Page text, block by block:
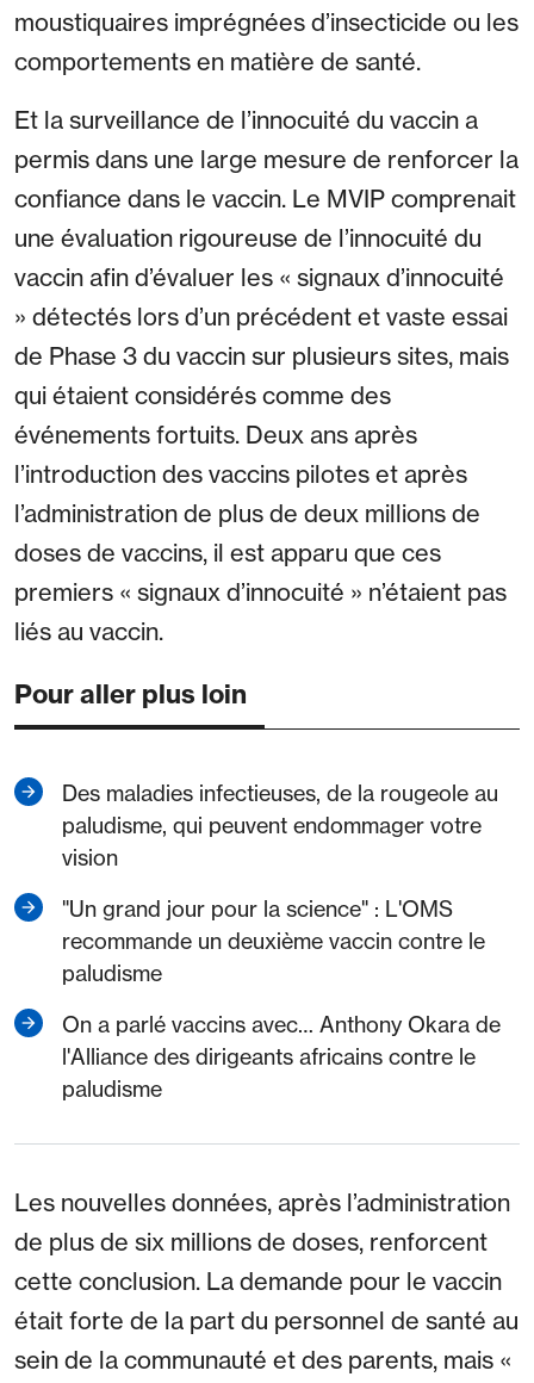
moustiquaires imprégnées d’insecticide ou les
comportements en matière de santé.
Et la surveillance de l’innocuité du vaccin a
permis dans une large mesure de renforcer la
confiance dans le vaccin. Le MVIP comprenait
une évaluation rigoureuse de l’innocuité du
vaccin afin d’évaluer les « signaux d’innocuité
» détectés lors d’un précédent et vaste essai
de Phase 3 du vaccin sur plusieurs sites, mais
qui étaient considérés comme des
événements fortuits. Deux ans après
l’introduction des vaccins pilotes et après
l’administration de plus de deux millions de
doses de vaccins, il est apparu que ces
premiers « signaux d’innocuité » n’étaient pas
liés au vaccin.
Pour aller plus loin
Des maladies infectieuses, de la rougeole au
paludisme, qui peuvent endommager votre
vision
"Un grand jour pour la science" : L'OMS
recommande un deuxième vaccin contre le
paludisme
On a parlé vaccins avec… Anthony Okara de
l'Alliance des dirigeants africains contre le
paludisme
Les nouvelles données, après l’administration
de plus de six millions de doses, renforcent
cette conclusion. La demande pour le vaccin
était forte de la part du personnel de santé au
sein de la communauté et des parents, mais «